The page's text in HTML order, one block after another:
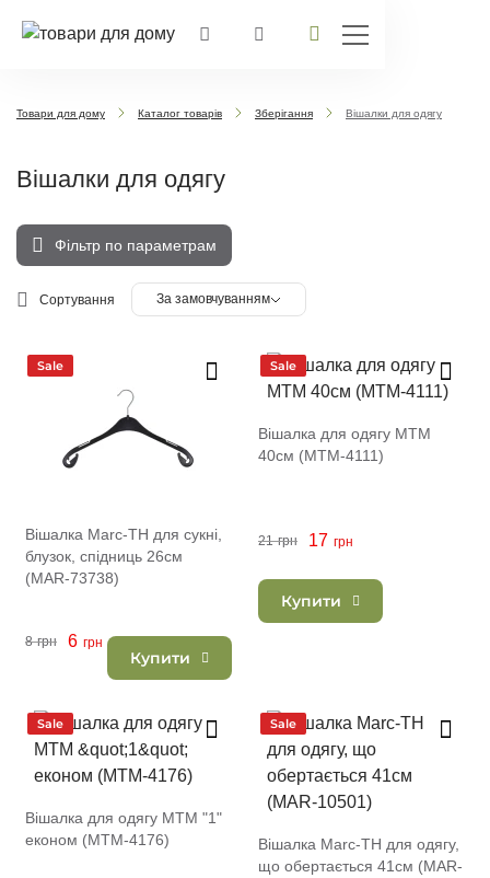
Товари для дому Каталог товарів Зберігання Вішалки для одягу
Вішалки для одягу
Фільтр по параметрам
Сортування За замовчуванням
Sale
Вішалка Marc-TH для сукні,
блузок, спідниць 26см
(MAR-73738)
8 грн 6 грн
Купити
Sale
Вішалка для одягу MTM
40см (MTM-4111)
21 грн 17 грн
Купити
Sale
Вішалка для одягу MTM "1"
економ (MTM-4176)
Sale
Вішалка Marc-TH для одягу,
що обертається 41см (MAR-